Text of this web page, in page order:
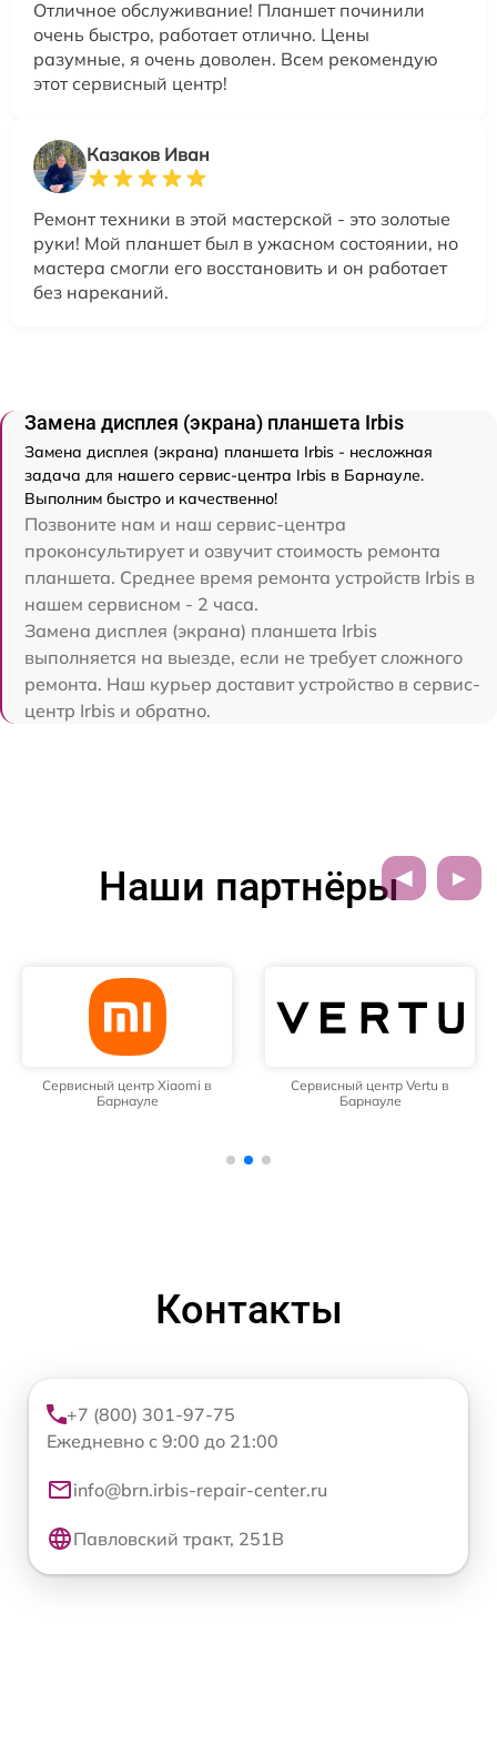
Отличное обслуживание! Планшет починили
очень быстро, работает отлично. Цены
разумные, я очень доволен. Всем рекомендую
этот сервисный центр!
Казаков Иван
Ремонт техники в этой мастерской - это золотые
руки! Мой планшет был в ужасном состоянии, но
мастера смогли его восстановить и он работает
без нареканий.
Замена дисплея (экрана) планшета Irbis
Замена дисплея (экрана) планшета Irbis - несложная
задача для нашего сервис-центра Irbis в Барнауле.
Выполним быстро и качественно!
Позвоните нам и наш сервис-центра
проконсультирует и озвучит стоимость ремонта
планшета. Среднее время ремонта устройств Irbis в
нашем сервисном - 2 часа.
Замена дисплея (экрана) планшета Irbis
выполняется на выезде, если не требует сложного
ремонта. Наш курьер доставит устройство в сервис-
центр Irbis и обратно.
Наши партнёры
Сервисный центр Xiaomi в
Барнауле
Сервисный центр Vertu в
Барнауле
Контакты
+7 (800) 301-97-75
Ежедневно с 9:00 до 21:00
info@brn.irbis-repair-center.ru
Павловский тракт, 251В